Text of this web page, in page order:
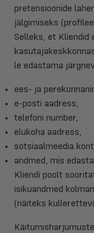
pretensioonide
jälgimiseks
Selleks, et Kliendid
le edastama
ees- ja
e-posti aadress,
telefoni number,
elukoha aadress,
sotsiaalmeedia
andmed, mis
Kliendi poolt
isikuandmed
(näiteks